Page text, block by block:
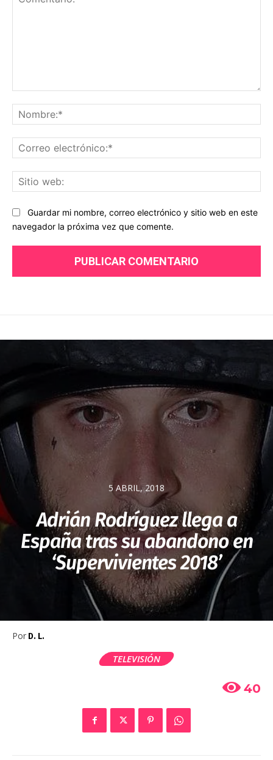
Guardar mi nombre, correo electrónico y sitio web en este
navegador la próxima vez que comente.